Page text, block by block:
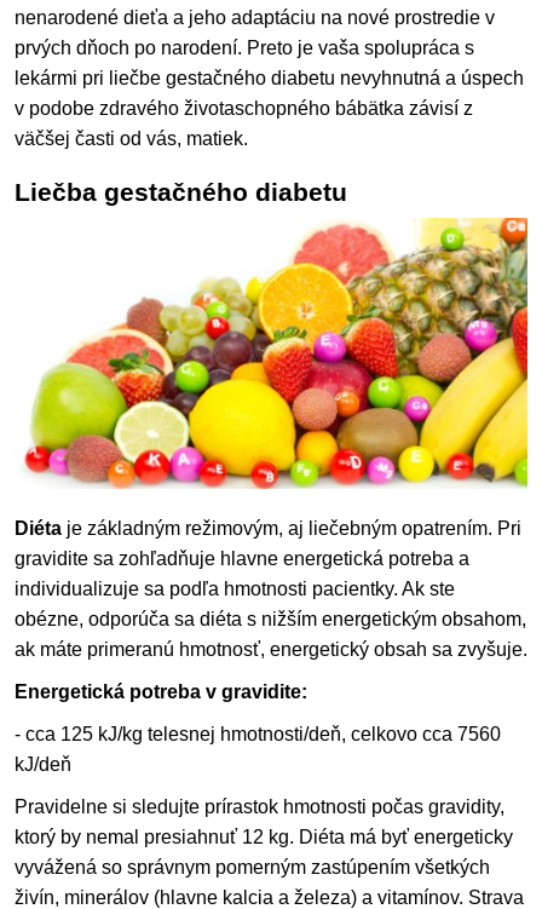
nenarodené dieťa a jeho adaptáciu na nové prostredie v
prvých dňoch po narodení. Preto je vaša spolupráca s
lekármi pri liečbe gestačného diabetu nevyhnutná a úspech
v podobe zdravého životaschopného bábätka závisí z
väčšej časti od vás, matiek.
Liečba gestačného diabetu
Diéta je základným režimovým, aj liečebným opatrením. Pri
gravidite sa zohľadňuje hlavne energetická potreba a
individualizuje sa podľa hmotnosti pacientky. Ak ste
obézne, odporúča sa diéta s nižším energetickým obsahom,
ak máte primeranú hmotnosť, energetický obsah sa zvyšuje.
Energetická potreba v gravidite:
- cca 125 kJ/kg telesnej hmotnosti/deň, celkovo cca 7560
kJ/deň
Pravidelne si sledujte prírastok hmotnosti počas gravidity,
ktorý by nemal presiahnuť 12 kg. Diéta má byť energeticky
vyvážená so správnym pomerným zastúpením všetkých
živín, minerálov (hlavne kalcia a železa) a vitamínov. Strava